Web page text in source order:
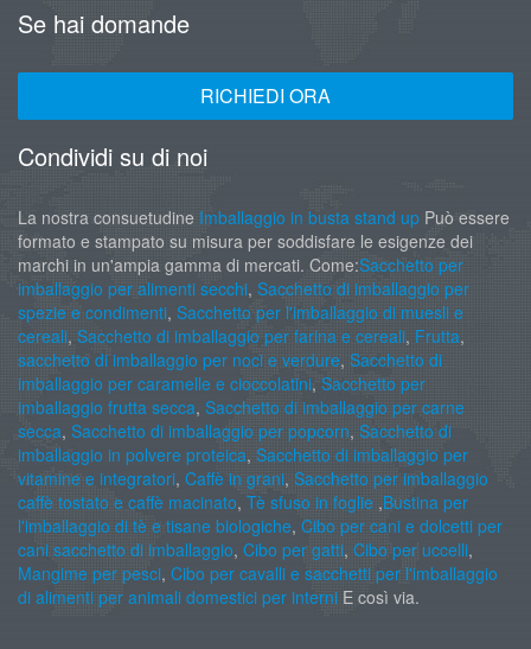
Se hai domande
RICHIEDI ORA
Condividi su di noi
La nostra consuetudine Imballaggio in busta stand up Può essere
formato e stampato su misura per soddisfare le esigenze dei
marchi in un'ampia gamma di mercati. Come:Sacchetto per
imballaggio per alimenti secchi, Sacchetto di imballaggio per
spezie e condimenti, Sacchetto per l'imballaggio di muesli e
cereali, Sacchetto di imballaggio per farina e cereali, Frutta,
sacchetto di imballaggio per noci e verdure, Sacchetto di
imballaggio per caramelle e cioccolatini, Sacchetto per
imballaggio frutta secca, Sacchetto di imballaggio per carne
secca, Sacchetto di imballaggio per popcorn, Sacchetto di
imballaggio in polvere proteica, Sacchetto di imballaggio per
vitamine e integratori, Caffè in grani, Sacchetto per imballaggio
caffè tostato e caffè macinato, Tè sfuso in foglie ,Bustina per
l'imballaggio di tè e tisane biologiche, Cibo per cani e dolcetti per
cani sacchetto di imballaggio, Cibo per gatti, Cibo per uccelli,
Mangime per pesci, Cibo per cavalli e sacchetti per l'imballaggio
di alimenti per animali domestici per interni E così via.